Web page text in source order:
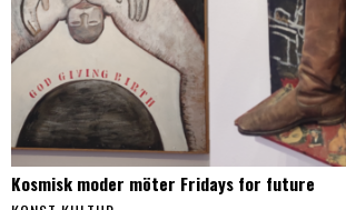
Kosmisk moder möter Fridays for future